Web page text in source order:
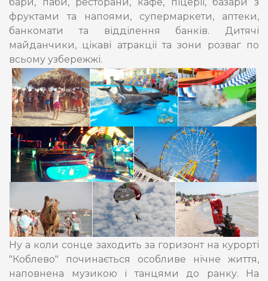
бари, паби, ресторани, кафе, піцерії, базари з
фруктами та напоями, супермаркети, аптеки,
банкомати та відділення банків. Дитячі
майданчики, цікаві атракції та зони розваг по
всьому узбережжі.
Ну а коли сонце заходить за горизонт на курорті
"Коблево" починається особливе нічне життя,
наповнена музикою і танцями до ранку. На